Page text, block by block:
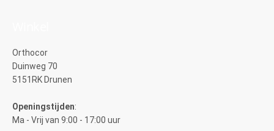
Orthocor
Duinweg 70
5151RK Drunen
Openingstijden:
Ma - Vrij van 9:00 - 17:00 uur